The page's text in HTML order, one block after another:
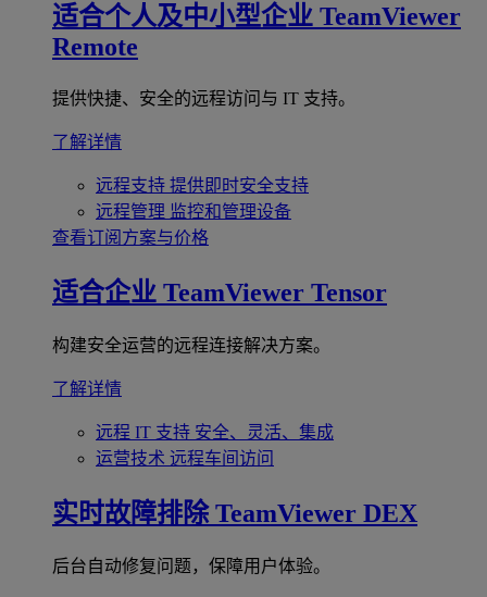
适合个人及中小型企业 TeamViewer
Remote
提供快捷、安全的远程访问与 IT 支持。
了解详情
远程支持 提供即时安全支持
远程管理 监控和管理设备
查看订阅方案与价格
适合企业 TeamViewer Tensor
构建安全运营的远程连接解决方案。
了解详情
远程 IT 支持 安全、灵活、集成
运营技术 远程车间访问
实时故障排除 TeamViewer DEX
后台自动修复问题，保障用户体验。